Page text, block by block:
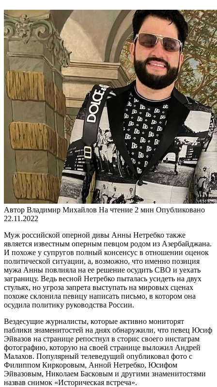
Автор Владимир Михайлов На чтение 2 мин Опубликовано
22.11.2022
Муж российской оперной дивы Анны Нетребко также
является известным оперным певцом родом из Азербайджана.
И похоже у супругов полный консенсус в отношении оценок
политической ситуации, а, возможно, что именно позиция
мужа Анны повлияла на ее решение осудить СВО и уехать
заграницу. Ведь весной Нетребко пыталась усидеть на двух
стульях, но угроза запрета выступать на мировых сценах
похоже склонила певицу написать письмо, в котором она
осудила политику руководства России.
Вездесущие журналисты, которые активно мониторят
паблики знаменитостей на днях обнаружили, что певец Юсиф
Эйвазов на странице репостнул в сторис своего инстаграм
фотографию, которую на своей странице выложил Андрей
Малахов. Популярный телеведущий опубликовал фото с
Филиппом Киркоровым, Анной Нетребко, Юсифом
Эйвазовым, Николаем Басковым и другими знаменитостями
назвав снимок «Историческая встреча».